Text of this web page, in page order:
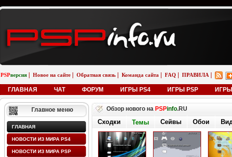
PSPверсия Новое на сайте Обратная связь Команда сайта FAQ ПРАВИЛА
ГЛАВНАЯ ЧАТ ФОРУМ ИГРЫ PS4 ИГРЫ PSP ИГРЫ
Главное меню
ГЛАВНАЯ
НОВОСТИ ИЗ МИРА PS4
НОВОСТИ ИЗ МИРА PSP
Обзор нового на PSPinfo.RU
Сходки Темы Сейвы Обои